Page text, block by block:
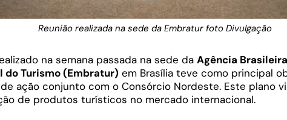
Reunião realizada na sede da Embratur foto Divulgação
na semana passada na sede da Agência
do Turismo (Embratur) em Brasília teve como principal
ação conjunto com o Consórcio Nordeste. Este plano
de produtos turísticos no mercado internacional.